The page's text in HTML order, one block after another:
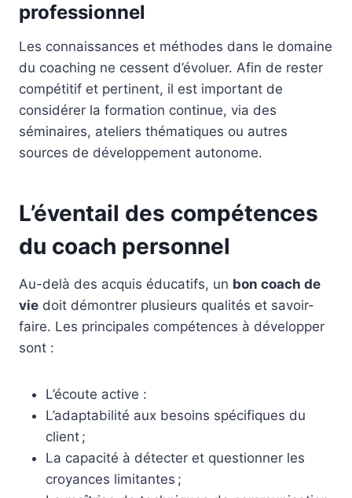
professionnel
Les connaissances et méthodes dans le domaine
du coaching ne cessent d’évoluer. Afin de rester
compétitif et pertinent, il est important de
considérer la formation continue, via des
séminaires, ateliers thématiques ou autres
sources de développement autonome.
L’éventail des compétences
du coach personnel
Au-delà des acquis éducatifs, un bon coach de
vie doit démontrer plusieurs qualités et savoir-
faire. Les principales compétences à développer
sont :
L’écoute active :
L’adaptabilité aux besoins spécifiques du
client ;
La capacité à détecter et questionner les
croyances limitantes ;